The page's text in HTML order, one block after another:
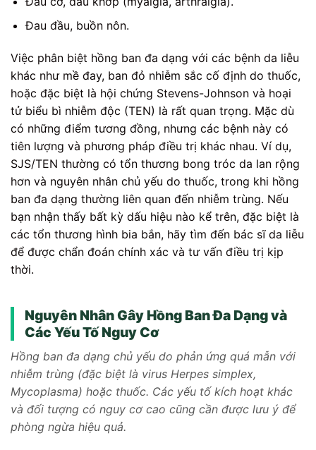
Đau đầu, buồn nôn.
Việc phân biệt hồng ban đa dạng với các bệnh da liễu
khác như mề đay, ban đỏ nhiễm sắc cố định do thuốc,
hoặc đặc biệt là hội chứng Stevens-Johnson và hoại
tử biểu bì nhiễm độc (TEN) là rất quan trọng. Mặc dù
có những điểm tương đồng, nhưng các bệnh này có
tiên lượng và phương pháp điều trị khác nhau. Ví dụ,
SJS/TEN thường có tổn thương bong tróc da lan rộng
hơn và nguyên nhân chủ yếu do thuốc, trong khi hồng
ban đa dạng thường liên quan đến nhiễm trùng. Nếu
bạn nhận thấy bất kỳ dấu hiệu nào kể trên, đặc biệt là
các tổn thương hình bia bắn, hãy tìm đến bác sĩ da liễu
để được chẩn đoán chính xác và tư vấn điều trị kịp
thời.
Nguyên Nhân Gây Hồng Ban Đa Dạng và
Các Yếu Tố Nguy Cơ
Hồng ban đa dạng chủ yếu do phản ứng quá mẫn với
nhiễm trùng (đặc biệt là virus Herpes simplex,
Mycoplasma) hoặc thuốc. Các yếu tố kích hoạt khác
và đối tượng có nguy cơ cao cũng cần được lưu ý để
phòng ngừa hiệu quả.